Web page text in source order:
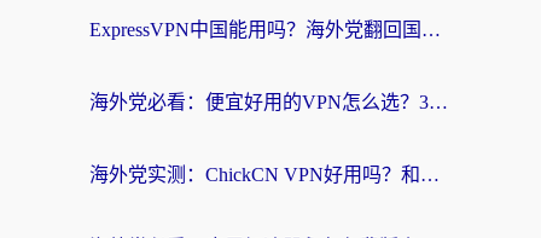
ExpressVPN中国能用吗？海外党翻回国内的加速器选择指南（附番茄加速器实测）
海外党必看：便宜好用的VPN怎么选？3步解决回国访问难题+Steam改区技巧
海外党实测：ChickCN VPN好用吗？和OurPlay VPN对比哪个回国效果更好？附避坑指南